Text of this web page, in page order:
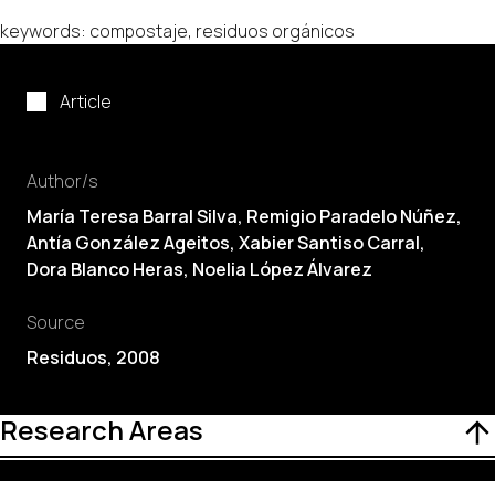
Article
Author/s
María Teresa Barral Silva, Remigio Paradelo Núñez,
Antía González Ageitos, Xabier Santiso Carral,
Dora Blanco Heras, Noelia López Álvarez
Source
Residuos, 2008
Research Areas
keywords: compostaje, residuos orgánicos